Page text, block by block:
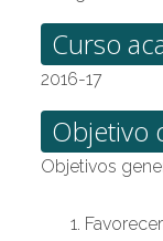
Curso
2016-17
Objetivo
Objetivos